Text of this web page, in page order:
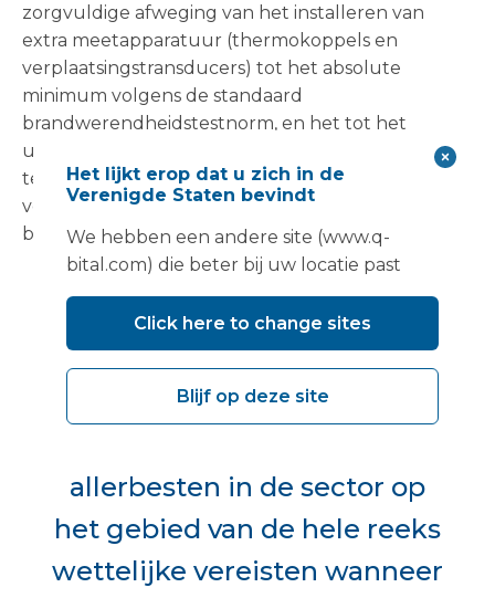
zorgvuldige afweging van het installeren van
extra meetapparatuur (thermokoppels en
verplaatsingstransducers) tot het absolute
minimum volgens de standaard
brandwerendheidstestnorm, en het tot het
uiterste doorvoeren van de brandtest, zodat de
testresultaten leveren veel rijkere informatie op
voor de verdere ontwikkeling van modulaire
bouwsystemen.
“Het is van cruciaal belang dat
allerbesten in de sector op
het gebied van de hele reeks
wettelijke vereisten wanneer
Het lijkt erop dat u zich in de
Verenigde Staten bevindt
We hebben een andere site (www.q-
bital.com) die beter bij uw locatie past
Click here to change sites
Blijf op deze site